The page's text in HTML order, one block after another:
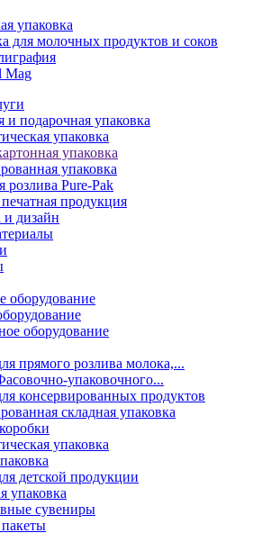
упаковка
для молочных продуктов и соков
Mag
подарочная упаковка
упаковка
упаковка
упаковка
розлива Pure-Pak
продукция
и дизайн
оборудование
оборудование
прямого розлива молока,...
упаковочного...
консервированных продуктов
складная упаковка
упаковка
детской продукции
упаковка
сувениры